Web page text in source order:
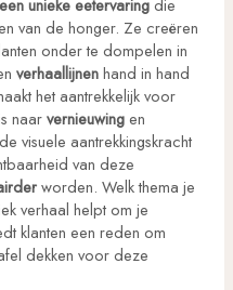
een unieke eetervaringdie
van de honger. Ze creëren
onder te dompelen in
verhaallijnenhand in hand
het aantrekkelijk voor
naarvernieuwingen
visuele aantrekkingskracht
van deze
worden. Welk thema je
verhaal helpt om je
klanten een reden om
dekken voor deze